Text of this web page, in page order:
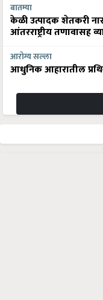
बातम्या
केळी उत्पादक शेतकरी
आंतरराष्ट्रीय तणावासह
आरोग्य सल्ला
आधुनिक आहारातील